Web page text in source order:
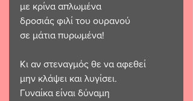
με κρίνα απλωμένα
δροσιάς φιλί του ουρανού
σε μάτια πυρωμένα!
Κι αν στεναγμός θε να αφεθεί
μην κλάψει και λυγίσει.
Γυναίκα είναι δύναμη